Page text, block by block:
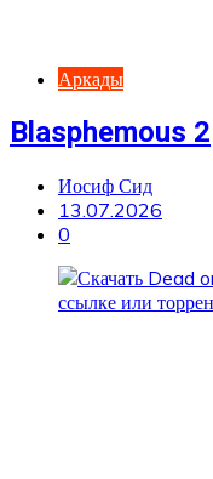
Аркады
Blasphemous 2
Иосиф Сид
13.07.2026
0